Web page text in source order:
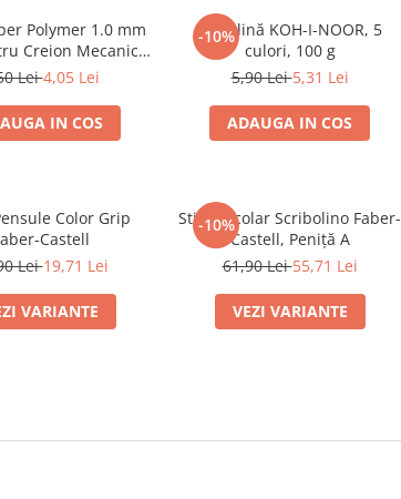
Polymer 1.0 mm
Creion Mecanic
Castell
Lei4,05 Lei
IN COS
-10%
Plastilină KOH-I-NOOR, 5
culori, 100 g
5,90 Lei5,31 Lei
ADAUGA IN COS
Color Grip
Castell
Lei19,71 Lei
VARIANTE
-10%
Stilou Școlar Scribolino Faber-
Castell, Peniță A
61,90 Lei55,71 Lei
VEZI VARIANTE